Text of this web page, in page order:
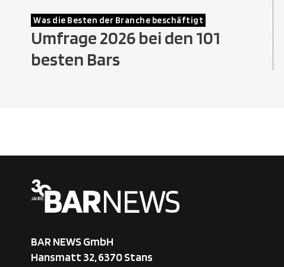
Was die Besten der Branche beschäftigt
Umfrage 2026 bei den 101
besten Bars
BAR NEWS GmbH
Hansmatt 32, 6370 Stans